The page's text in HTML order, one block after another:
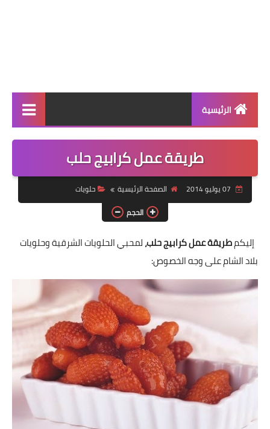
الرئيسية
الرئيسية
أطباق ووجبات
أطباق رئيسية
أطباق جانبية
مقبلات
سلطات
ساندويشات
مخبوزات
أطباق أطفال
طريقة عمل كرابيج حلب
الصفحة الرئيسية
حلويات
الحجم
إليكمطريقة عمل كرابيج حلب،لمحبي الحلويات الشرقية وحلويات
بلاد الشام على وجه الخصوص: